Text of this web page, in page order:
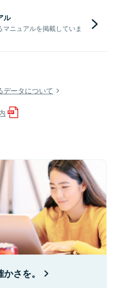
ル
ニュアルを掲載していま
データについて
さを。